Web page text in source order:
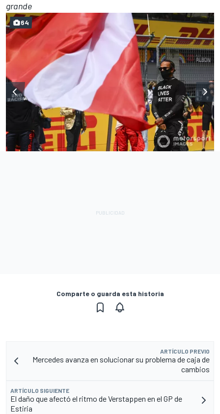
grande
64
Comparte o guarda esta historia
ARTÍCULO PREVIO
Mercedes avanza en solucionar su problema de caja de
cambios
ARTÍCULO SIGUIENTE
El daño que afectó el ritmo de Verstappen en el GP de
Estiria